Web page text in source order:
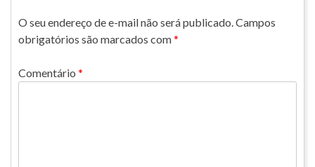
O seu endereço de e-mail não será publicado.Campos
obrigatórios são marcados com*
Comentário *